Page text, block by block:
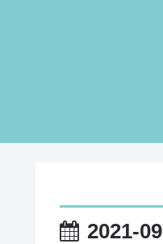
2021-09